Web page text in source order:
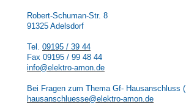
Robert-Schuman-Str. 8
91325 Adelsdorf
Tel. 09195 / 39 44
Fax 09195 / 99 48 44
info@elektro-amon.de
Bei Fragen zum Thema Gf- Hausanschluss (
hausanschluesse@elektro-amon.de